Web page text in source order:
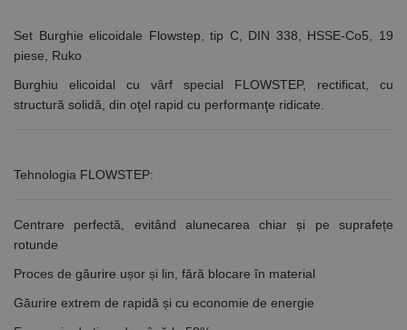
Set Burghie elicoidale Flowstep, tip C, DIN 338, HSSE-Co5, 19
piese, Ruko
Burghiu elicoidal cu vârf special FLOWSTEP, rectificat, cu
structură solidă, din oţel rapid cu performanţe ridicate.
Tehnologia FLOWSTEP:
Centrare perfectă, evitând alunecarea chiar și pe suprafețe
rotunde
Proces de găurire ușor și lin, fără blocare în material
Găurire extrem de rapidă și cu economie de energie